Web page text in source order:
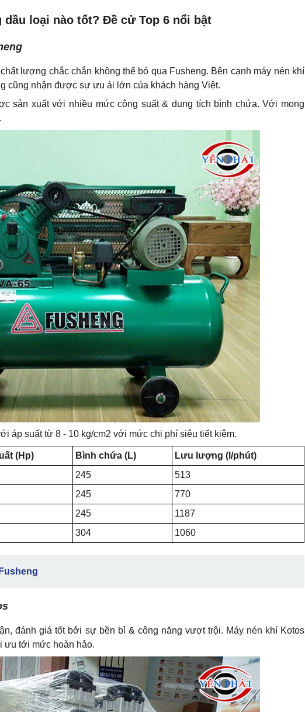
loại nào tốt? Đề cử Top 6 nổi bật
lượng chắc chắn không thể bỏ qua Fusheng. Bên cạnh máy nén khí
cũng nhận được sự ưu ái lớn của khách hàng Việt.
sản xuất với nhiều mức công suất & dung tích bình chứa. Với mong
áp suất từ 8 - 10 kg/cm2 với mức chi phí siêu tiết kiệm.
(Hp) Bình chứa (L)
Lưu lượng (l/phút)
245
513
245
770
245
1187
304 1060
đánh giá tốt bởi sự bền bỉ & công năng vượt trội. Máy nén khí Kotos
ưu tới mức hoàn hảo.